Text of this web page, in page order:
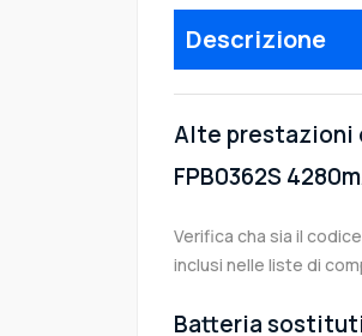
Descrizione
Alte prestazioni
FPB0362S
Verifica cha sia il
inclusi nelle liste di
Batteria